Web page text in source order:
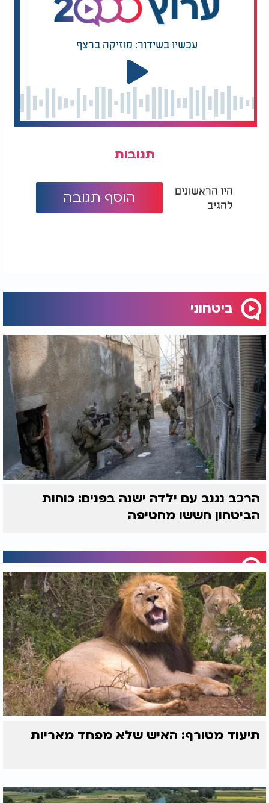
עכשיו בשידור: מוזיקה ברצף
תגובות
היו הראשונים
להגיב
הוסף תגובה
ביטחוני
הרכב נגנב עם ילדה ישנה בפנים: כוחות
הביטחון חששו מחטיפה
תיעוד מטורף: האיש שלא מפחד מאריות